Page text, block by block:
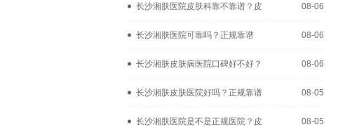
长沙湘肤医院皮肤科靠不靠谱？皮 08-06
长沙湘肤医院可靠吗？正规靠谱 08-06
长沙湘肤皮肤病医院口碑好不好？ 08-06
长沙湘肤皮肤医院好吗？正规靠谱 08-05
长沙湘肤医院是不是正规医院？皮 08-05